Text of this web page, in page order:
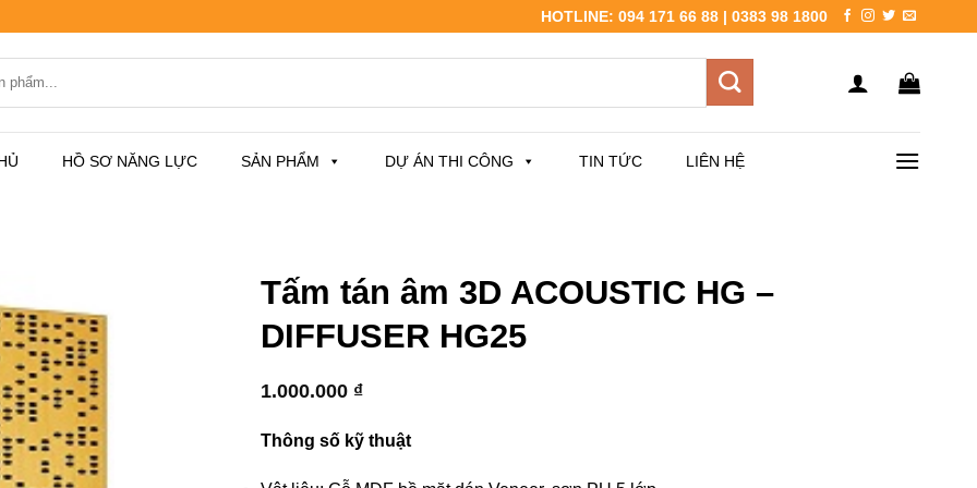
HOTLINE: 094 171 66 88 | 0383 98 1800
HỒ SƠ NĂNG LỰC SẢN PHẨM DỰ ÁN THI CÔNG TIN TỨC LIÊN HỆ
Tấm tán âm 3D ACOUSTIC HG –
DIFFUSER HG25
1.000.000 ₫
Thông số kỹ thuật